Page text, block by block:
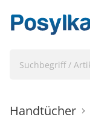
Handtücher